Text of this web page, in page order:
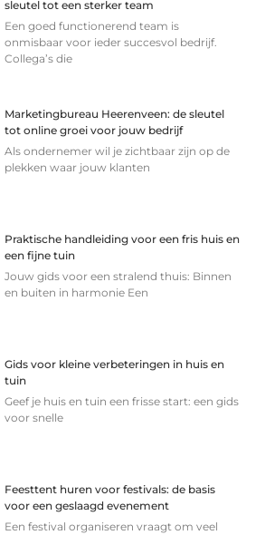
sleutel tot een sterker team
Een goed functionerend team is
onmisbaar voor ieder succesvol bedrijf.
Collega’s die
Marketingbureau Heerenveen: de sleutel
tot online groei voor jouw bedrijf
Als ondernemer wil je zichtbaar zijn op de
plekken waar jouw klanten
Praktische handleiding voor een fris huis en
een fijne tuin
Jouw gids voor een stralend thuis: Binnen
en buiten in harmonie Een
Gids voor kleine verbeteringen in huis en
tuin
Geef je huis en tuin een frisse start: een gids
voor snelle
Feesttent huren voor festivals: de basis
voor een geslaagd evenement
Een festival organiseren vraagt om veel